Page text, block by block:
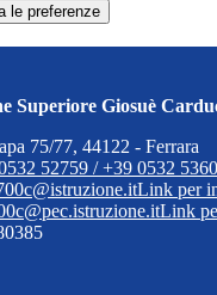
le preferenze
Superiore Giosuè
75/77, 44122 - Ferrara
52759 / +39 0532
Link per
Link